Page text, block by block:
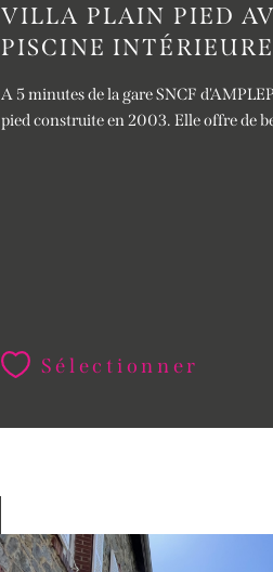
VILLA PLAIN PIED
PISCINE INTÉRIEURE
A 5 minutes de la gare SNCF
pied construite en 2003. Elle offre de
Sélectionner